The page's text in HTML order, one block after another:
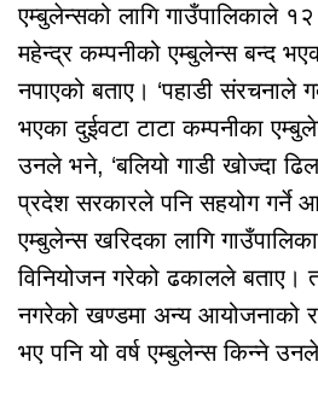
एम्बुलेन्सको लागि गाउँपालिकाले
महेन्द्र कम्पनीको एम्बुलेन्स बन्द
नपाएको बताए। ‘पहाडी संरचनाले
भएका दुईवटा टाटा कम्पनीका
उनले भने, ‘बलियो गाडी खोज्दा
प्रदेश सरकारले पनि सहयोग गर्ने
एम्बुलेन्स खरिदका लागि
विनियोजन गरेको ढकालले बताए।
नगरेको खण्डमा अन्य आयोजनाको
भए पनि यो वर्ष एम्बुलेन्स किन्ने